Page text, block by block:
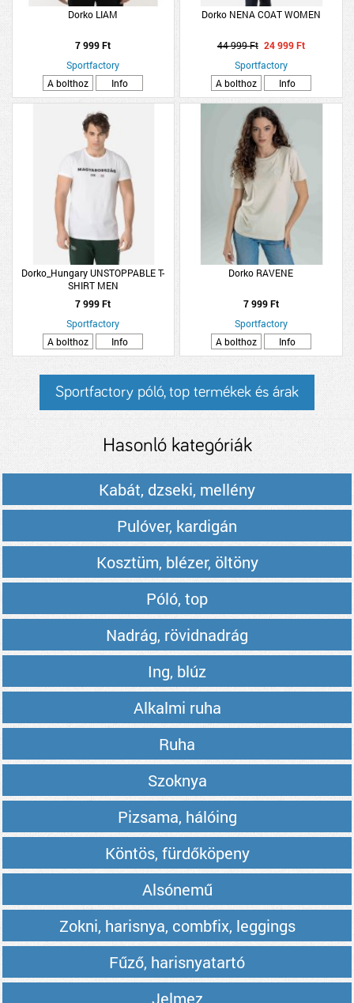
Dorko LIAM
7 999 Ft
Sportfactory
A bolthoz
Info
Dorko NENA COAT WOMEN
44 999 Ft 24 999 Ft
Sportfactory
A bolthoz
Info
Dorko_Hungary UNSTOPPABLE T-
SHIRT MEN
7 999 Ft
Sportfactory
A bolthoz
Info
Dorko RAVENE
7 999 Ft
Sportfactory
A bolthoz
Info
Sportfactory póló, top termékek és árak
Hasonló kategóriák
Kabát, dzseki, mellény
Pulóver, kardigán
Kosztüm, blézer, öltöny
Póló, top
Nadrág, rövidnadrág
Ing, blúz
Alkalmi ruha
Ruha
Szoknya
Pizsama, hálóing
Köntös, fürdőköpeny
Alsónemű
Zokni, harisnya, combfix, leggings
Fűző, harisnyatartó
Jelmez